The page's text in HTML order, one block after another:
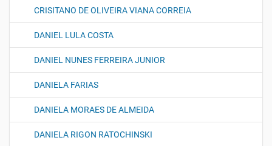
CRISITANO DE OLIVEIRA VIANA CORREIA
DANIEL LULA COSTA
DANIEL NUNES FERREIRA JUNIOR
DANIELA FARIAS
DANIELA MORAES DE ALMEIDA
DANIELA RIGON RATOCHINSKI